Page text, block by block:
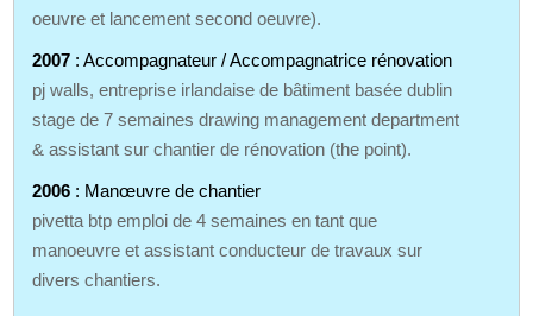
oeuvre et lancement second oeuvre).
2007 : Accompagnateur / Accompagnatrice rénovation
pj walls, entreprise irlandaise de bâtiment basée dublin
stage de 7 semaines drawing management department
& assistant sur chantier de rénovation (the point).
2006 : Manœuvre de chantier
pivetta btp emploi de 4 semaines en tant que
manoeuvre et assistant conducteur de travaux sur
divers chantiers.